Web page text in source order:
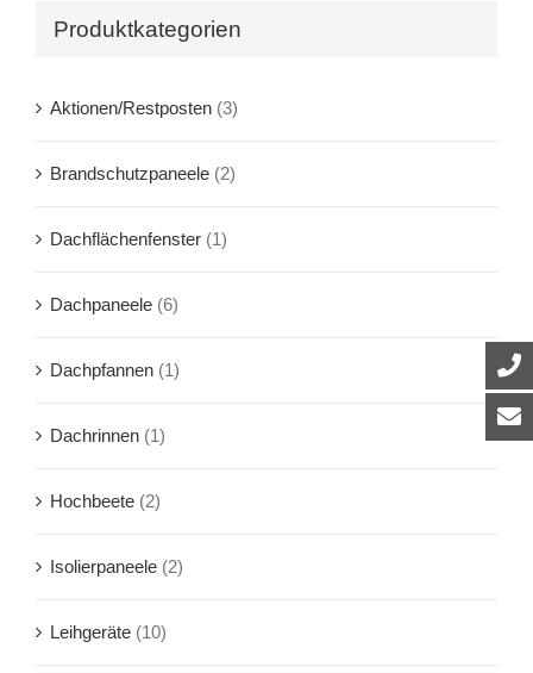
Produktkategorien
Aktionen/Restposten (3)
Brandschutzpaneele (2)
Dachflächenfenster (1)
Dachpaneele (6)
Dachpfannen (1)
Dachrinnen (1)
Hochbeete (2)
Isolierpaneele (2)
Leihgeräte (10)